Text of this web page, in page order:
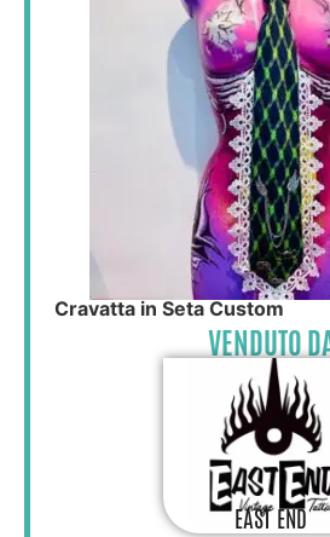
Cravatta in Seta Custom
VENDUTO
EAST END